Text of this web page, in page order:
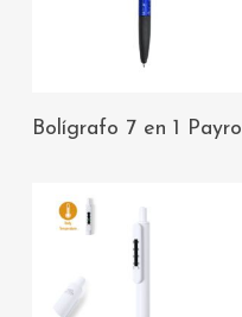
AÑADIR AL
Bolígrafo 7 en 1 Payro